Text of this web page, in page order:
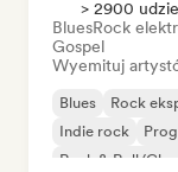
> 2900
BluesRock
Gospel
Wyemituj
Blues Rock
Indie rock
Rock & Roll/